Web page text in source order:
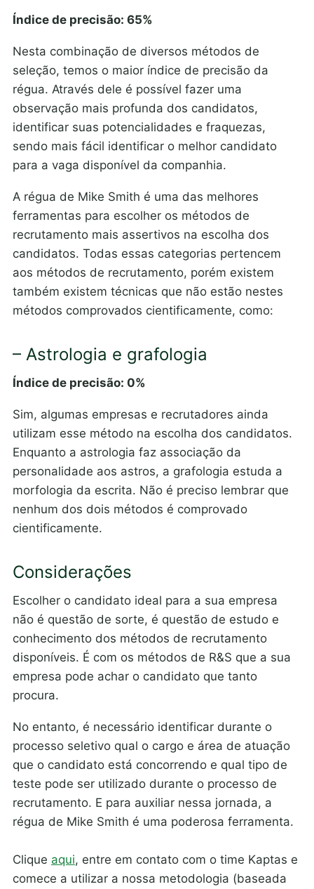
Índice de precisão: 65%
Nesta combinação de diversos métodos de
seleção, temos o maior índice de precisão da
régua. Através dele é possível fazer uma
observação mais profunda dos candidatos,
identificar suas potencialidades e fraquezas,
sendo mais fácil identificar o melhor candidato
para a vaga disponível da companhia.
A régua de Mike Smith é uma das melhores
ferramentas para escolher os métodos de
recrutamento mais assertivos na escolha dos
candidatos. Todas essas categorias pertencem
aos métodos de recrutamento, porém existem
também existem técnicas que não estão nestes
métodos comprovados cientificamente, como:
– Astrologia e grafologia
Índice de precisão: 0%
Sim, algumas empresas e recrutadores ainda
utilizam esse método na escolha dos candidatos.
Enquanto a astrologia faz associação da
personalidade aos astros, a grafologia estuda a
morfologia da escrita. Não é preciso lembrar que
nenhum dos dois métodos é comprovado
cientificamente.
Considerações
Escolher o candidato ideal para a sua empresa
não é questão de sorte, é questão de estudo e
conhecimento dos métodos de recrutamento
disponíveis. É com os métodos de R&S que a sua
empresa pode achar o candidato que tanto
procura.
No entanto, é necessário identificar durante o
processo seletivo qual o cargo e área de atuação
que o candidato está concorrendo e qual tipo de
teste pode ser utilizado durante o processo de
recrutamento. E para auxiliar nessa jornada, a
régua de Mike Smith é uma poderosa ferramenta.
Clique aqui, entre em contato com o time Kaptas e
comece a utilizar a nossa metodologia (baseada